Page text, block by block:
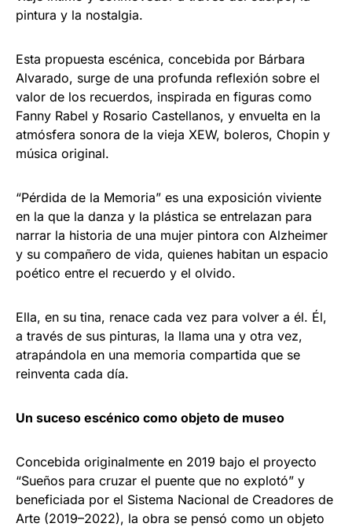
pintura y la nostalgia.
Esta propuesta escénica, concebida por Bárbara
Alvarado, surge de una profunda reflexión sobre el
valor de los recuerdos, inspirada en figuras como
Fanny Rabel y Rosario Castellanos, y envuelta en la
atmósfera sonora de la vieja XEW, boleros, Chopin y
música original.
“Pérdida de la Memoria” es una exposición viviente
en la que la danza y la plástica se entrelazan para
narrar la historia de una mujer pintora con Alzheimer
y su compañero de vida, quienes habitan un espacio
poético entre el recuerdo y el olvido.
Ella, en su tina, renace cada vez para volver a él. Él,
a través de sus pinturas, la llama una y otra vez,
atrapándola en una memoria compartida que se
reinventa cada día.
Un suceso escénico como objeto de museo
Concebida originalmente en 2019 bajo el proyecto
“Sueños para cruzar el puente que no explotó” y
beneficiada por el Sistema Nacional de Creadores de
Arte (2019–2022), la obra se pensó como un objeto